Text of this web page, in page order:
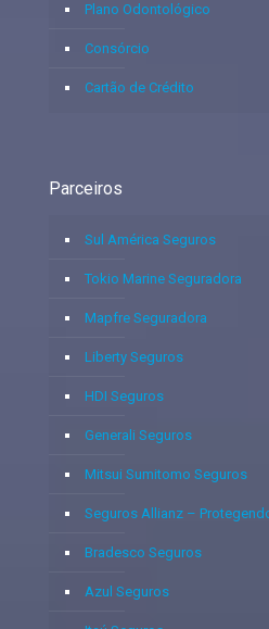
Plano Odontológico
Consórcio
Cartão de Crédito
Parceiros
Sul América Seguros
Tokio Marine Seguradora
Mapfre Seguradora
Liberty Seguros
HDI Seguros
Generali Seguros
Mitsui Sumitomo Seguros
Seguros Allianz –
Bradesco Seguros
Azul Seguros